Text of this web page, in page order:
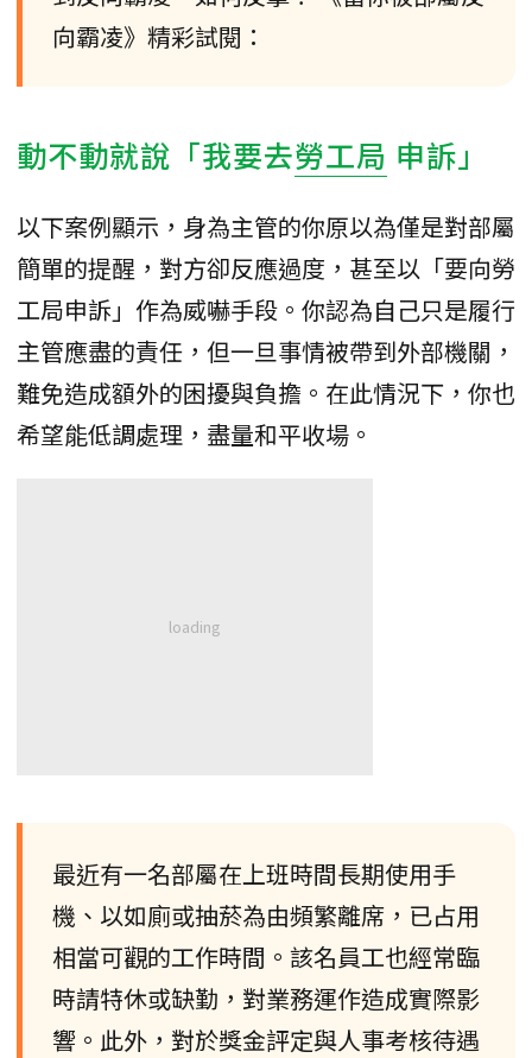
向霸凌》精彩試閱：
動不動就說「我要去勞工局 申訴」
以下案例顯示，身為主管的你原以為僅是對部屬
簡單的提醒，對方卻反應過度，甚至以「要向勞
工局申訴」作為威嚇手段。你認為自己只是履行
主管應盡的責任，但一旦事情被帶到外部機關，
難免造成額外的困擾與負擔。在此情況下，你也
希望能低調處理，盡量和平收場。
最近有一名部屬在上班時間長期使用手
機、以如廁或抽菸為由頻繁離席，已占用
相當可觀的工作時間。該名員工也經常臨
時請特休或缺勤，對業務運作造成實際影
響。此外，對於獎金評定與人事考核待遇